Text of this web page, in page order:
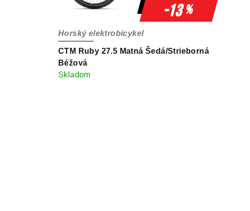
-13%
CTM Ruby 27.5 Matná Šedá/Strieborná
Béžová
Horský elektrobicykel
Skladom